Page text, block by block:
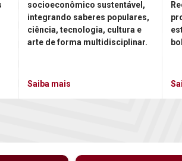
socioeconômico sustentável,
integrando saberes populares,
ciência, tecnologia, cultura e
arte de forma multidisciplinar.
Saiba mais